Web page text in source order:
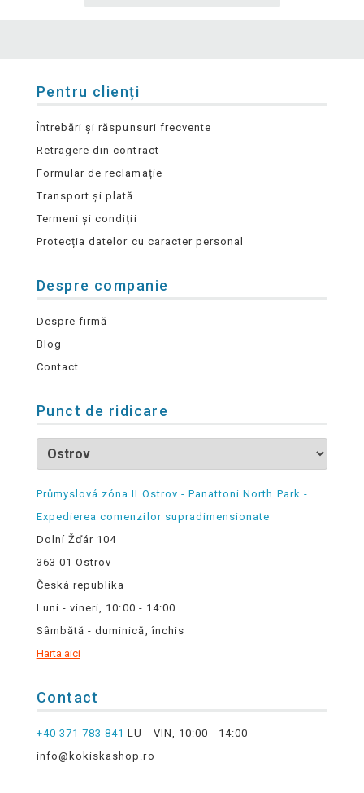
Pentru clienți
Întrebări și răspunsuri frecvente
Retragere din contract
Formular de reclamație
Transport și plată
Termeni și condiții
Protecția datelor cu caracter personal
Despre companie
Despre firmă
Blog
Contact
Punct de ridicare
Průmyslová zóna II Ostrov - Panattoni North Park -
Expedierea comenzilor supradimensionate
Dolní Žďár 104
363 01 Ostrov
Česká republika
Luni - vineri, 10:00 - 14:00
Sâmbătă - duminică, închis
Harta aici
Contact
+40 371 783 841 LU - VIN, 10:00 - 14:00
info@kokiskashop.ro